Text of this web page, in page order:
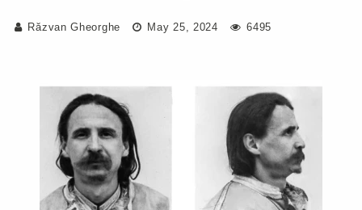
Răzvan Gheorghe May 25, 2024 6495